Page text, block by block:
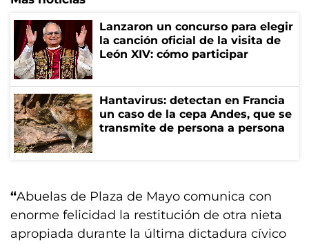
Lanzaron un concurso para elegir
la canción oficial de la visita de
León XIV: cómo participar
Hantavirus: detectan en Francia
un caso de la cepa Andes, que se
transmite de persona a persona
“Abuelas de Plaza de Mayo comunica con
enorme felicidad la restitución de otra nieta
apropiada durante la última dictadura cívico